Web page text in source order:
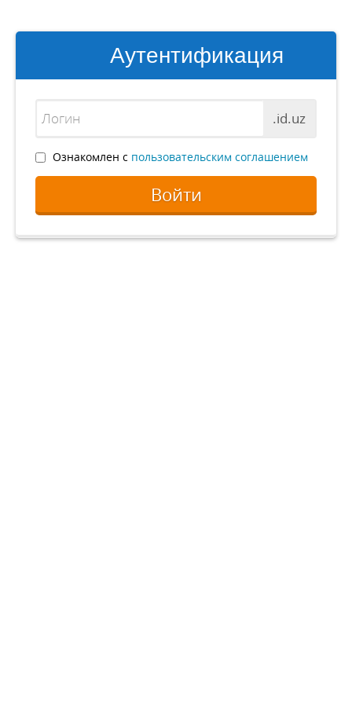
Аутентификация
.id.uz
Ознакомлен с пользовательским соглашением
Войти